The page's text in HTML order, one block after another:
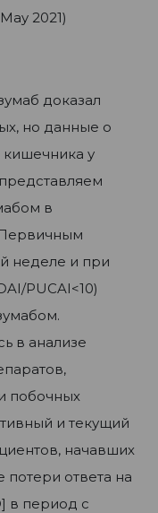
2021)
доказал
но данные о
кишечника у
в
неделе и при
PUCAI<10)
в анализе
побочных
и текущий
начавших
ответа на
в период с